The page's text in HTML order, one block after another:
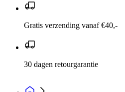
Gratis verzending vanaf €40,-
30 dagen retourgarantie